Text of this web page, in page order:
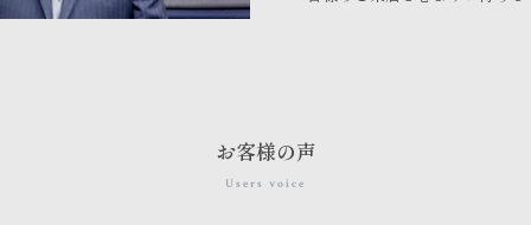
お客様の声
Users voice